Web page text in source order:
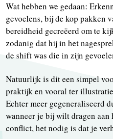
Wat hebben we gedaan:
gevoelens, bij de kop pakken
bereidheid gecreëerd om te
zodanig dat hij in het
de shift was die in zijn
Natuurlijk is dit een simpel
praktijk en vooral ter
Echter meer gegeneraliseerd
wanneer je bij wilt dragen aan
conflict, het nodig is dat je